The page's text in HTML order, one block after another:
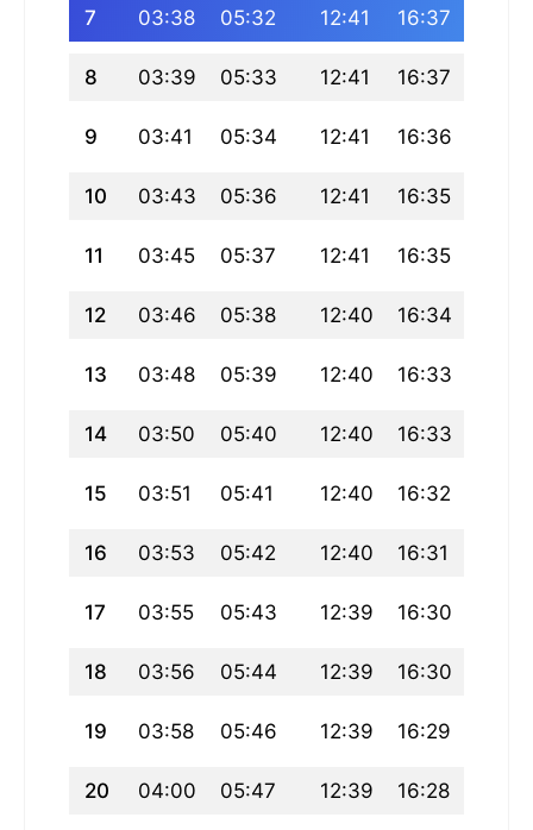
7 03:38 05:32 12:41 16:37
8 03:39 05:33 12:41 16:37
9 03:41 05:34 12:41 16:36
10 03:43 05:36 12:41 16:35
11 03:45 05:37 12:41 16:35
12 03:46 05:38 12:40 16:34
13 03:48 05:39 12:40 16:33
14 03:50 05:40 12:40 16:33
15 03:51 05:41 12:40 16:32
16 03:53 05:42 12:40 16:31
17 03:55 05:43 12:39 16:30
18 03:56 05:44 12:39 16:30
19 03:58 05:46 12:39 16:29
20 04:00 05:47 12:39 16:28